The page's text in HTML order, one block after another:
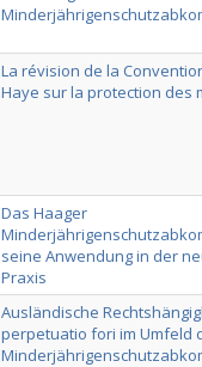
La révision de la
Haye sur la protection des
Das Haager
seine Anwendung in der
Praxis
Ausländische
perpetuatio fori im Umfeld